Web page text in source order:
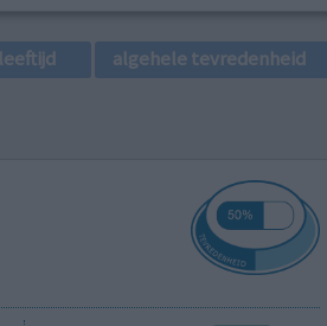
leeftijd algehele tevredenheid